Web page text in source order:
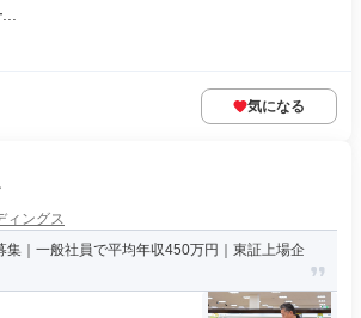
気になる
ィングス
集｜一般社員で平均年収450万円｜東証上場企